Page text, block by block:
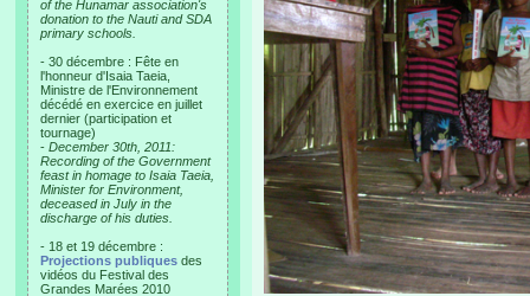
of the Hunamar association's
donation to the Nauti and SDA
primary schools.
- 30 décembre : Fête en
l'honneur d'Isaia Taeia,
Ministre de l'Environnement
décédé en exercice en juillet
dernier (participation et
tournage)
- December 30th, 2011:
Recording of the Government
feast in homage to Isaia Taeia,
Minister for Environment,
deceased in July in the
discharge of his duties.
- 18 et 19 décembre :
Projections publiques des
vidéos du Festival des
Grandes Marées 2010